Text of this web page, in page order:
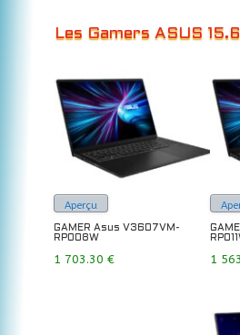
Les Gamers ASUS
1
Aperçu
GAMER Asus V3607VM-
RP008W
1 703.30€